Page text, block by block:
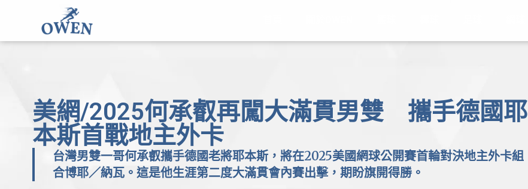
美網/2025何承叡再闖大滿貫男雙 攜手德國耶
本斯首戰地主外卡
台灣男雙一哥何承叡攜手德國老將耶本斯，將在2025美國網球公開賽首輪對決地主外卡組
合博耶／納瓦。這是他生涯第二度大滿貫會內賽出擊，期盼旗開得勝。